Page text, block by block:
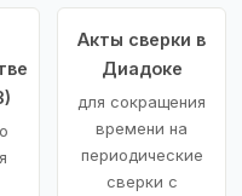
Акты сверки в
Диадоке
для сокращения
времени на
периодические
сверки с